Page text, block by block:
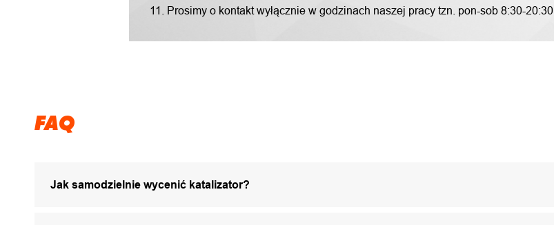
11. Prosimy o kontakt wyłącznie w godzinach naszej pracy tzn. pon-sob 8:30-20:30.
FAQ
Jak samodzielnie wycenić katalizator?